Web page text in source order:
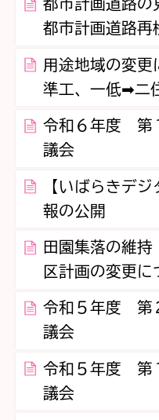
都市計画道路の
都市計画道路再
用途地域の変
準工、一低➡二
令和６年度 第
議会
【いばらきデ
報の公開
田園集落の維
区計画の変更に
令和５年度 第
議会
令和５年度 第
議会